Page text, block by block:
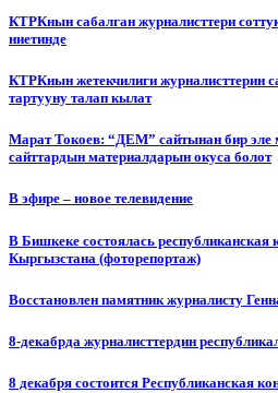
КТРКнын сабалган журналисттери
ниетинде
КТРКнын жетекчилиги журналисттерин
тартууну талап кылат
Марат Токоев: “ДЕМ” сайтынан бир эле
сайттардын материалдарын окуса болот
В эфире – новое телевидение
В Бишкеке состоялась республиканская
Кыргызстана (фоторепортаж)
Восстановлен памятник журналисту
8-декабрда журналисттердин
8 декабря состоится Республиканская